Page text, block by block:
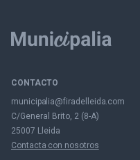
CONTACTO
municipalia@firadelleida.com
C/General Brito, 2 (8-A)
25007 Lleida
Contacta con nosotros